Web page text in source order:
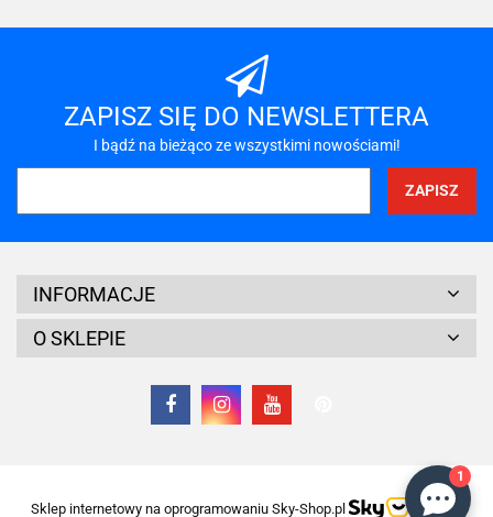
ZAPISZ SIĘ DO NEWSLETTERA
I bądź na bieżąco ze wszystkimi nowościami!
INFORMACJE
O SKLEPIE
Sklep internetowy na oprogramowaniu Sky-Shop.pl
1